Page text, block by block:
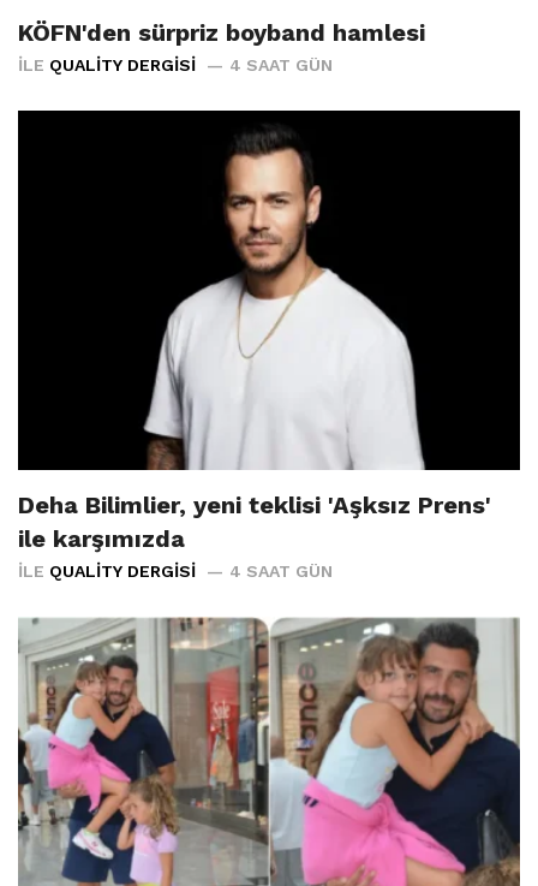
KÖFN'den sürpriz boyband hamlesi
İLE QUALITY DERGISI 4 SAAT GÜN
Deha Bilimlier, yeni teklisi 'Aşksız Prens'
ile karşımızda
İLE QUALITY DERGISI 4 SAAT GÜN